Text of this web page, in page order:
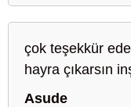
çok teşekkür
hayra çıkarsın
Asude